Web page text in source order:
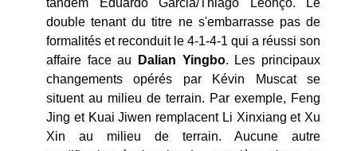
tandem Eduardo Garcia/Thiago Leonço. Le
double tenant du titre ne s'embarrasse pas de
formalités et reconduit le 4-1-4-1 qui a réussi son
affaire face au Dalian Yingbo. Les principaux
changements opérés par Kévin Muscat se
situent au milieu de terrain. Par exemple, Feng
Jing et Kuai Jiwen remplacent Li Xinxiang et Xu
Xin au milieu de terrain. Aucune autre